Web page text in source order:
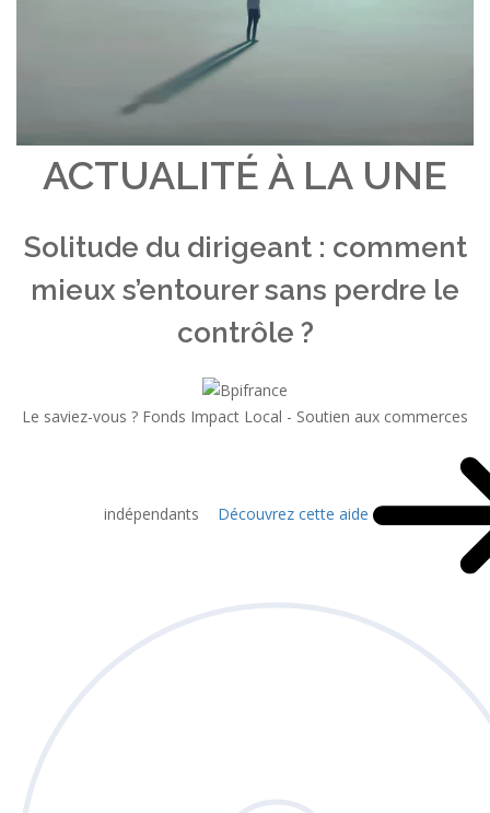
ACTUALITÉ À LA UNE
Solitude du dirigeant : comment
mieux s’entourer sans perdre le
contrôle ?
Le saviez-vous ? Fonds Impact Local - Soutien aux commerces
indépendants Découvrez cette aide